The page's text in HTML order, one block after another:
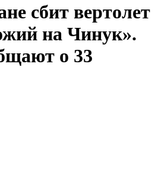
сбит вертолет
на Чинук».
о 33